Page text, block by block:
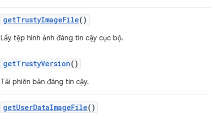
getTrustyImageFile()
Lấy tệp hình ảnh đáng tin cậy cục bộ.
getTrustyVersion()
Tải phiên bản đáng tin cậy.
getUserDataImageFile()